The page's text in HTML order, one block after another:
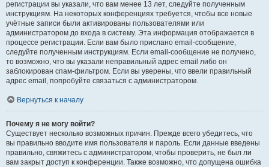
регистрации вы указали, что вам менее 13 лет, следуйте полученным
инструкциям. На некоторых конференциях требуется, чтобы все новые
учётные записи были активированы пользователями или
администратором до входа в систему. Эта информация отображается в
процессе регистрации. Если вам было прислано email-сообщение,
следуйте полученным инструкциям. Если email-сообщение не получено,
то возможно, что вы указали неправильный адрес email либо он
заблокирован спам-фильтром. Если вы уверены, что ввели правильный
адрес email, попробуйте связаться с администратором.
Вернуться к началу
Почему я не могу войти?
Существует несколько возможных причин. Прежде всего убедитесь, что
вы правильно вводите имя пользователя и пароль. Если данные введены
правильно, свяжитесь с администратором, чтобы проверить, не был ли
вам закрыт доступ к конференции. Также возможно, что допущена ошибка